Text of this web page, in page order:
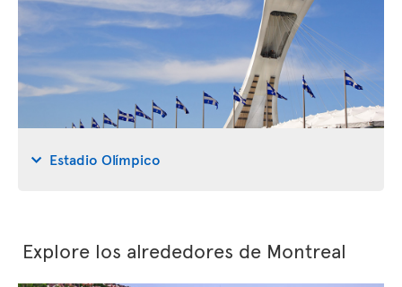
Estadio Olímpico
Explore los alrededores de Montreal